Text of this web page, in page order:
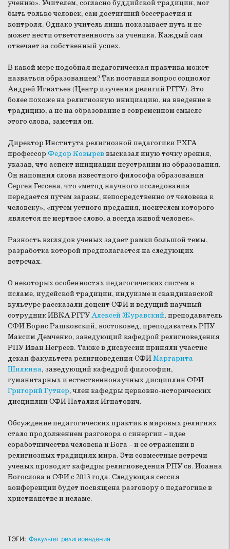
учению». Учителем, согласно буддийской традиции, мог
быть только человек, сам достигший бесстрастия и
контроля. Однако учитель лишь показывает путь и не
может нести ответственность за ученика. Каждый сам
отвечает за собственный успех.
В какой мере подобная педагогическая практика может
назваться образованием? Так поставил вопрос социолог
Андрей Игнатьев (Центр изучения религий РГГУ). Это
более похоже на религиозную инициацию, на введение в
традицию, а не на образование в современном смысле
этого слова, заметил он.
Директор Института религиозной педагогики РХГА
профессор Федор Козырев высказал иную точку зрения,
указав, что аспект инициации неустраним из образования.
Он напомнил слова известного философа образования
Сергея Гессена, что «метод научного исследования
передается путем заразы, непосредственно от человека к
человеку», «путем устного предания, носителем которого
является не мертвое слово, а всегда живой человек».
Разность взглядов ученых задает рамки большой темы,
разработка которой предполагается на следующих
встречах.
О некоторых особенностях педагогических систем в
исламе, иудейской традиции, индуизме и скандинавской
культуре рассказали доцент СФИ и ведущий научный
сотрудник ИВКА РГГУАлексей Журавский, преподаватель
СФИ Борис Рашковский, востоковед, преподаватель РПУ
Максим Демченко, заведующий кафедрой религиоведения
РПУ Иван Негреев. Также в дискуссии приняли участие
декан факультета религиоведения СФИМаргарита
Шилкина, заведующий кафедрой философии,
гуманитарных и естественнонаучных дисциплин СФИ
Григорий Гутнер, член кафедры церковно-исторических
дисциплин СФИ Наталия Игнатович.
Обсуждение педагогических практик в мировых религиях
стало продолжением разговора о синергии – идее
соработничества человека и Бога – и ее отражении в
религиозных традициях мира. Эти совместные встречи
ученых проводят кафедры религиоведения РПУ св. Иоанна
Богослова и СФИ с 2013 года. Следующая сессия
конференции будет посвящена разговору о педагогике в
христианстве и исламе.
ТЭГИ: Факультет религиоведения